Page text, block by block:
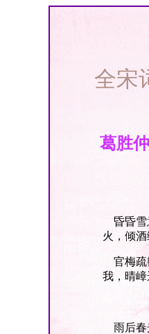
全宋
葛胜仲
昏昏雪
火，倾酒
官梅疏
我，晴嶂
雨后春